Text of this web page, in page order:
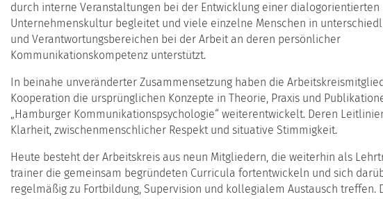
durch interne Veranstaltungen bei der Entwicklung einer dialogorientierten
Unternehmenskultur begleitet und viele einzelne Menschen in
und Verantwortungsbereichen bei der Arbeit an deren persönlicher
Kommunikationskompetenz unterstützt.
In beinahe unveränderter Zusammensetzung haben die
Kooperation die ursprünglichen Konzepte in Theorie, Praxis und
„Hamburger Kommunikationspsychologie“ weiterentwickelt. Deren
Klarheit, zwischenmenschlicher Respekt und situative Stimmigkeit.
Heute besteht der Arbeitskreis aus neun Mitgliedern, die weiterhin als
trainer die gemeinsam begründeten Curricula fortentwickeln und sich
regelmäßig zu Fortbildung, Supervision und kollegialem Austausch treffen.